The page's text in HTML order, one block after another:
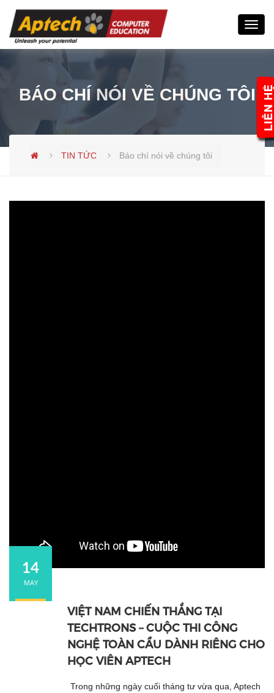
BÁO CHÍ NÓI VỀ CHÚNG TÔI
TIN TỨC Báo chí nói về chúng tôi
14
MAY
VIỆT NAM CHIẾN THẮNG TẠI
TECHTRONS – CUỘC THI CÔNG
NGHỆ TOÀN CẦU DÀNH RIÊNG CHO
HỌC VIÊN APTECH
Trong những ngày cuối tháng tư vừa qua, Aptech